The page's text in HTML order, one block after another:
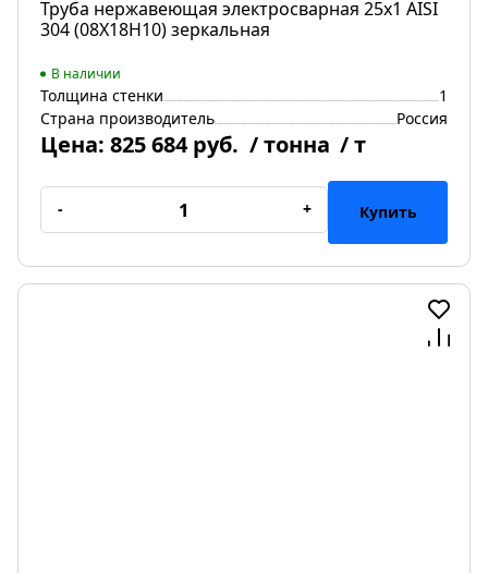
Труба нержавеющая электросварная 25х1 AISI
304 (08Х18Н10) зеркальная
В наличии
Толщина стенки
1
Страна производитель
Россия
Цена: 825 684 руб. / тонна / т
- + Купить